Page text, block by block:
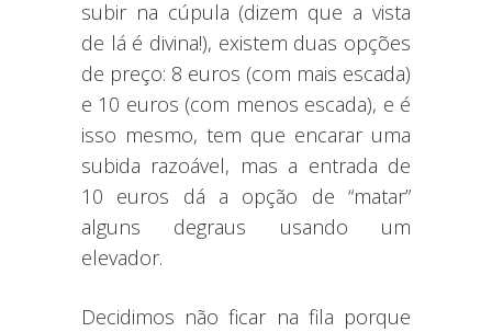
subir na cúpula (dizem que a vista
de lá é divina!), existem duas opções
de preço: 8 euros (com mais escada)
e 10 euros (com menos escada), e é
isso mesmo, tem que encarar uma
subida razoável, mas a entrada de
10 euros dá a opção de “matar”
alguns degraus usando um
elevador.
Decidimos não ficar na fila porque